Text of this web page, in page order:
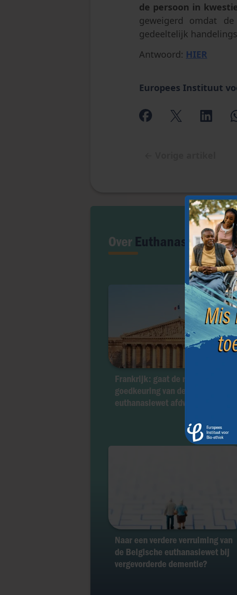
de persoon in
geweigerd omdat
gedeeltelijk
Antwoord: HIER
Europees Instituut
OverEuthanasie
Frankrijk: gaat de regering de
goedkeuring van de
euthanasiewet afdwingen?
Naar een verdere verruiming van
de Belgische euthanasiewet bij
vergevorderde dementie?